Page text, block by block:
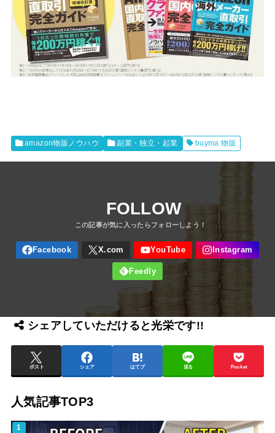
amazon物販ノウハウ 副業・独立・起業 buyma 物販
FOLLOW
シェアしていただけると光栄です!!
ポスト シェア はてブ 送る Pocket
人気記事TOP3